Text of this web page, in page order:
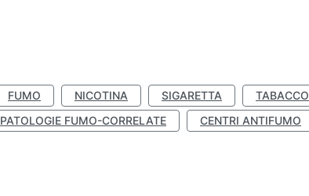
FUMO NICOTINA SIGARETTA
TABACCO
PATOLOGIE FUMO-CORRELATE
CENTRI ANTIFUMO